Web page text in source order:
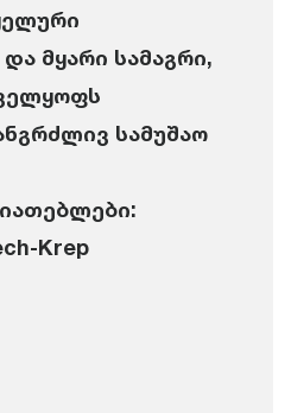
მყარი სამაგრი,
სამუშაო
Krep